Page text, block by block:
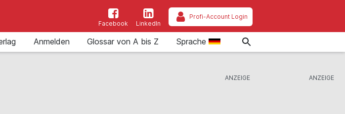
Facebook LinkedIn
Profi-Account Login
Anmelden Glossar von A bis Z Sprache